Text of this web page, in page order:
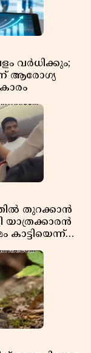
വർധിക്കും;
ആരോഗ്യ
തുറക്കാൻ
യാത്രക്കാരൻ
കാട്ടിയെന്ന്